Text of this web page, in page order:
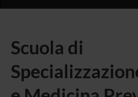
Scuola di